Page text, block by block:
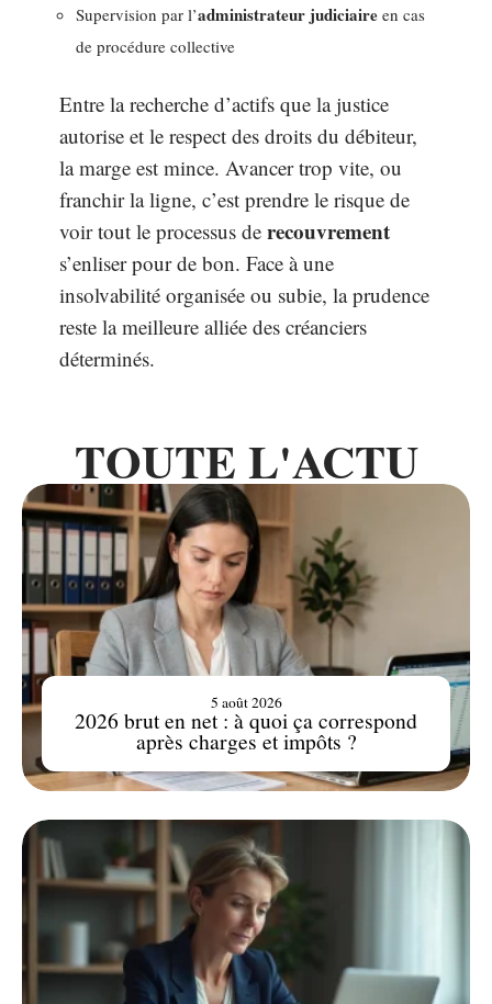
Supervision par l’administrateur judiciaire en cas
de procédure collective
Entre la recherche d’actifs que la justice
autorise et le respect des droits du débiteur,
la marge est mince. Avancer trop vite, ou
franchir la ligne, c’est prendre le risque de
voir tout le processus de recouvrement
s’enliser pour de bon. Face à une
insolvabilité organisée ou subie, la prudence
reste la meilleure alliée des créanciers
déterminés.
TOUTE L'ACTU
2026 brut en net : à quoi ça correspond
après charges et impôts ?
5 août 2026